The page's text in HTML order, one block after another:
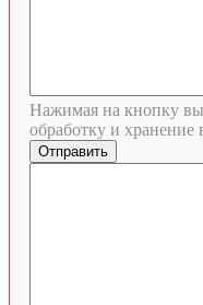
Нажимая на кнопку
обработку и